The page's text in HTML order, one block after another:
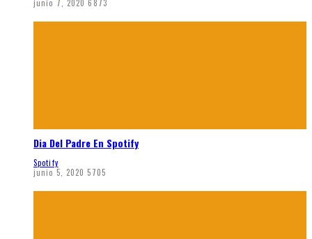
junio 7, 2020 6873
Dia Del Padre En Spotify
Spotify
junio 5, 2020 5705